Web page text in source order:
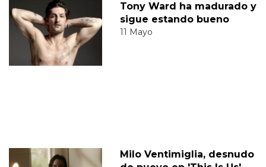
Tony Ward ha madurado y
sigue estando bueno
11 Mayo
Milo Ventimiglia, desnudo